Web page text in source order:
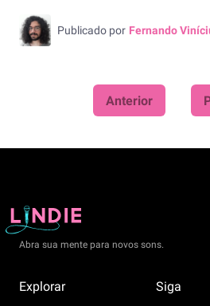
Publicado por Fernando
Anterior
Abra sua mente para novos sons.
Explorar Siga